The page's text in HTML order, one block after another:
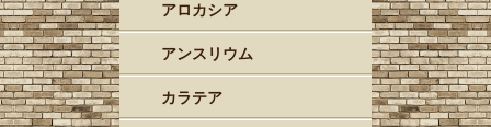
アロカシア
アンスリウム
カラテア